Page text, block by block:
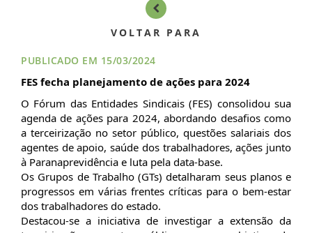
PROGRAMA
AROEIRA
CONTATO
VOLTAR PARA
PUBLICADO EM 15/03/2024
FES fecha planejamento de ações para 2024
O Fórum das Entidades Sindicais (FES) consolidou sua
agenda de ações para 2024, abordando desafios como
a terceirização no setor público, questões salariais dos
agentes de apoio, saúde dos trabalhadores, ações junto
à Paranaprevidência e luta pela data-base.
Os Grupos de Trabalho (GTs) detalharam seus planos e
progressos em várias frentes críticas para o bem-estar
dos trabalhadores do estado.
Destacou-se a iniciativa de investigar a extensão da